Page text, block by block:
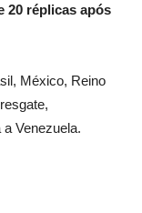
20 réplicas após
México, Reino
Venezuela.